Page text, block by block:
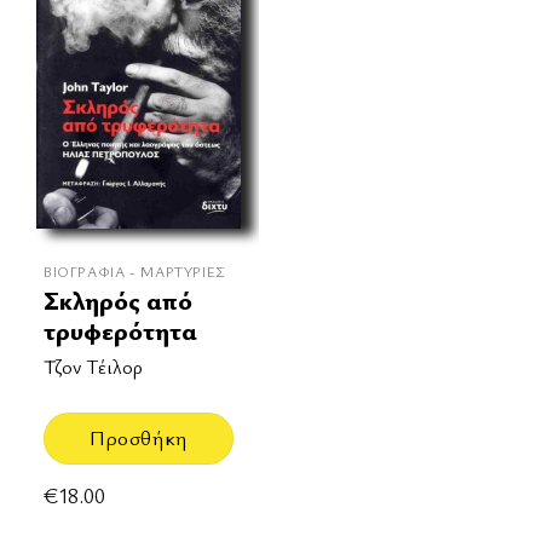
ΒΙΟΓΡΑΦΊΑ - ΜΑΡΤΥΡΊΕΣ
Σκληρός από
τρυφερότητα
Τζον Τέιλορ
Προσθήκη
€18.00